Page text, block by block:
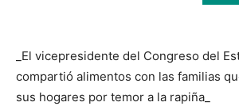
_El vicepresidente del Congreso del
compartió alimentos con las familias
sus hogares por temor a la rapiña_